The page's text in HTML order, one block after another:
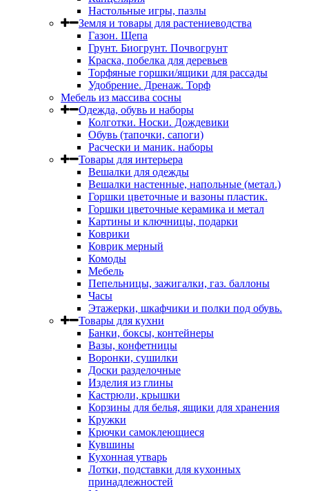
Настольные игры, пазлы
Земля и товары для растениеводства
Газон. Щепа
Грунт. Биогрунт. Почвогрунт
Краска, побелка для деревьев
Торфяные горшки/ящики для рассады
Удобрение. Дренаж. Торф
Мебель из массива сосны
Одежда, обувь и наборы
Колготки. Носки. Дождевики
Обувь (тапочки, сапоги)
Расчески и маник. наборы
Товары для интерьера
Вешалки для одежды
Вешалки настенные, напольные (метал.)
Горшки цветочные и вазоны пластик.
Горшки цветочные керамика и метал
Картины и ключницы, подарки
Коврики
Коврик мерный
Комоды
Мебель
Пепельницы, зажигалки, газ. баллоны
Часы
Этажерки, шкафчики и полки под обувь.
Товары для кухни
Банки, боксы, контейнеры
Вазы, конфетницы
Воронки, сушилки
Доски разделочные
Изделия из глины
Кастрюли, крышки
Корзины для белья, ящики для хранения
Кружки
Крючки самоклеющиеся
Кувшины
Кухонная утварь
Лотки, подставки для кухонных
принадлежностей